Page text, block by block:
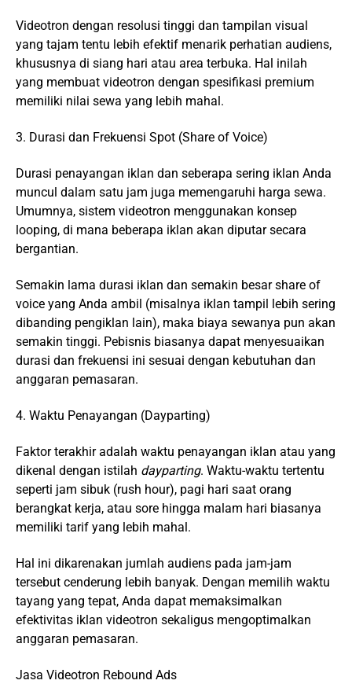
Videotron dengan resolusi tinggi dan tampilan visual
yang tajam tentu lebih efektif menarik perhatian audiens,
khususnya di siang hari atau area terbuka. Hal inilah
yang membuat videotron dengan spesifikasi premium
memiliki nilai sewa yang lebih mahal.
3. Durasi dan Frekuensi Spot (Share of Voice)
Durasi penayangan iklan dan seberapa sering iklan Anda
muncul dalam satu jam juga memengaruhi harga sewa.
Umumnya, sistem videotron menggunakan konsep
looping, di mana beberapa iklan akan diputar secara
bergantian.
Semakin lama durasi iklan dan semakin besar share of
voice yang Anda ambil (misalnya iklan tampil lebih sering
dibanding pengiklan lain), maka biaya sewanya pun akan
semakin tinggi. Pebisnis biasanya dapat menyesuaikan
durasi dan frekuensi ini sesuai dengan kebutuhan dan
anggaran pemasaran.
4. Waktu Penayangan (Dayparting)
Faktor terakhir adalah waktu penayangan iklan atau yang
dikenal dengan istilah dayparting. Waktu-waktu tertentu
seperti jam sibuk (rush hour), pagi hari saat orang
berangkat kerja, atau sore hingga malam hari biasanya
memiliki tarif yang lebih mahal.
Hal ini dikarenakan jumlah audiens pada jam-jam
tersebut cenderung lebih banyak. Dengan memilih waktu
tayang yang tepat, Anda dapat memaksimalkan
efektivitas iklan videotron sekaligus mengoptimalkan
anggaran pemasaran.
Jasa Videotron Rebound Ads